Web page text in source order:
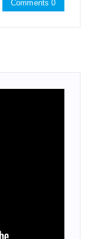
Comments 0